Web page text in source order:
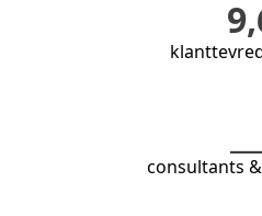
consultants